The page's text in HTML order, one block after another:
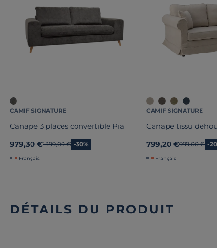
CAMIF SIGNATURE
Canapé 3 places convertible Pia
979,30 €Ancien prix
1 399,00 € -30%
Français
CAMIF SIGNATURE
Canapé tissu
799,20 €Ancien prix
999,00 € -
Français
DÉTAILS DU PRODUIT